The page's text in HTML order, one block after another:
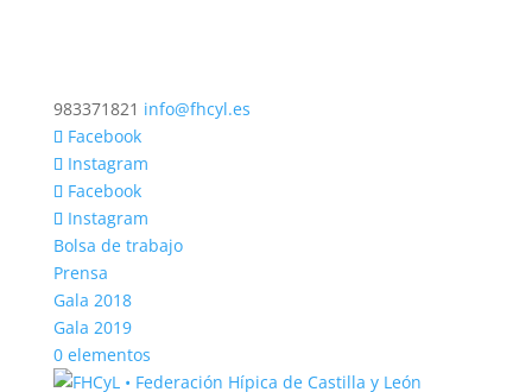
983371821 info@fhcyl.es
Facebook
Instagram
Facebook
Instagram
Bolsa de trabajo
Prensa
Gala 2018
Gala 2019
0 elementos